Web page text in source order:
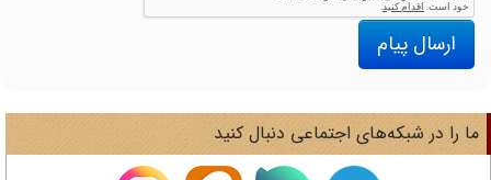
ارسال پیام
را در شبکه‌های اجتماعی دنبال کنید